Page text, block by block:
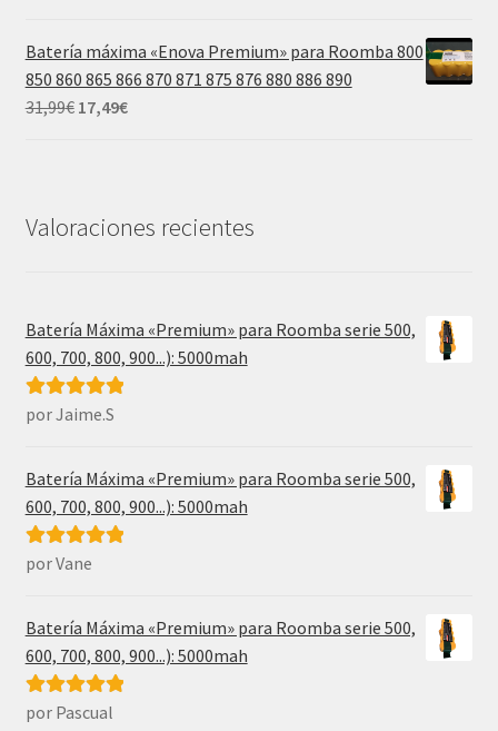
original
era:
31,99€.
actual
es:
17,49€.
Batería máxima «Enova Premium» para Roomba 800
850 860 865 866 870 871 875 876 880 886 890
31,99€ El
31,99€.
17,49€El
Valoraciones recientes
Batería Máxima «Premium» para Roomba serie 500,
600, 700, 800, 900...): 5000mah
Valorado con
por Jaime.S
Batería Máxima «Premium» para Roomba serie 500,
600, 700, 800, 900...): 5000mah
Valorado con
por Vane
Batería Máxima «Premium» para Roomba serie 500,
600, 700, 800, 900...): 5000mah
Valorado con
por Pascual